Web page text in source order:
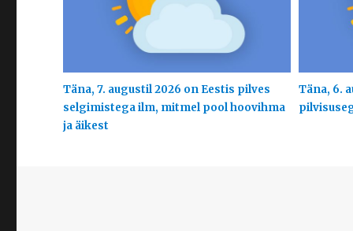
Täna, 7. augustil 2026 on Eestis pilves
selgimistega ilm, mitmel pool hoovihma
ja äikest
Täna, 6.